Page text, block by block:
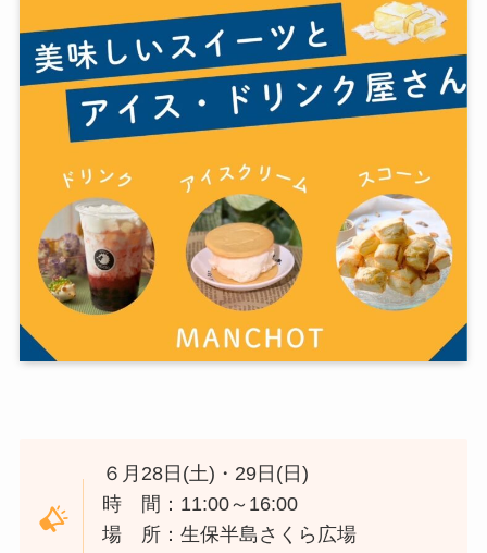
６月28日(土)・29日(日)
時 間：11:00～16:00
場 所：生保半島さくら広場